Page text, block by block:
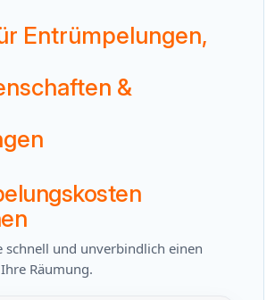
Entrümpelungen,
&
schnell und unverbindlich einen
Räumung.